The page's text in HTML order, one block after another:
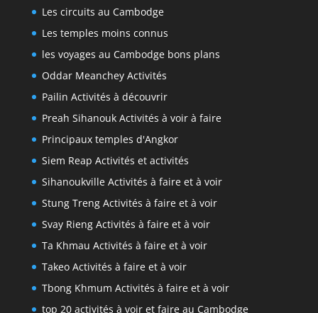
Les circuits au Cambodge
Les temples moins connus
les voyages au Cambodge bons plans
Oddar Meanchey Activités
Pailin Activités à découvrir
Preah Sihanouk Activités à voir à faire
Principaux temples d'Angkor
Siem Reap Activités et activités
Sihanoukville Activités à faire et à voir
Stung Treng Activités à faire et à voir
Svay Rieng Activités à faire et à voir
Ta Khmau Activités à faire et à voir
Takeo Activités à faire et à voir
Tbong Khmum Activités à faire et à voir
top 20 activités à voir et faire au Cambodge